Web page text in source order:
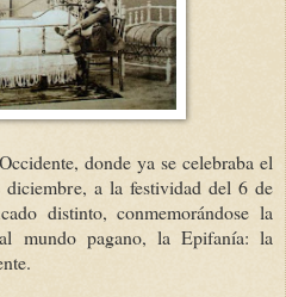
donde ya se celebraba el
a la festividad del 6 de
distinto, conmemorándose la
mundo pagano, la Epifanía: la